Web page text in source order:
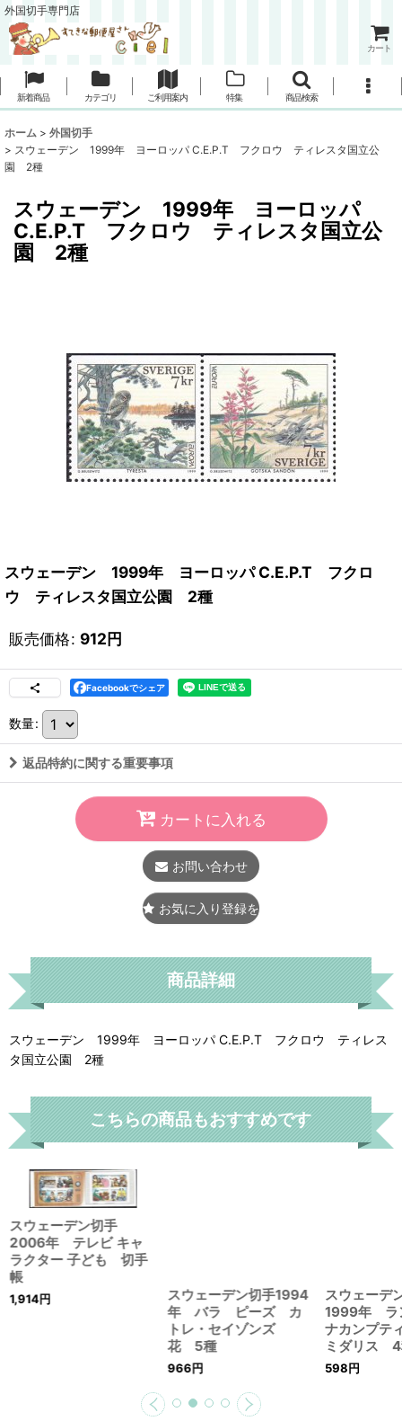
外国切手専門店
カート
新着商品 カテゴリ ご利用案内 特集 商品検索
ホーム > 外国切手
> スウェーデン 1999年 ヨーロッパ C.E.P.T フクロウ ティレスタ国立公
園 2種
スウェーデン 1999年 ヨーロッパ
C.E.P.T フクロウ ティレスタ国立公
園 2種
スウェーデン 1999年 ヨーロッパ C.E.P.T フクロ
ウ ティレスタ国立公園 2種
販売価格: 912円
Facebookでシェア
数量:
返品特約に関する重要事項
カートに入れる
お問い合わせ
お気に入り登録をする
商品詳細
スウェーデン 1999年 ヨーロッパ C.E.P.T フクロウ ティレス
タ国立公園 2種
こちらの商品もおすすめです
スウェーデン切手
2006年 テレビ キャ
ラクター 子ども 切手
帳
1,914円
966円
スウェー
1999年
ナカンプテ
ミダリス
598円